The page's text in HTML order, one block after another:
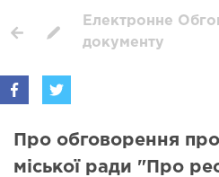
Електронне
документу
Про обговорення
міської ради "Про